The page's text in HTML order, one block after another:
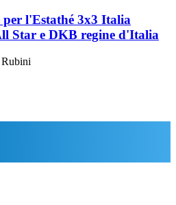
l'Estathé 3x3 Italia
Star e DKB regine d'Italia